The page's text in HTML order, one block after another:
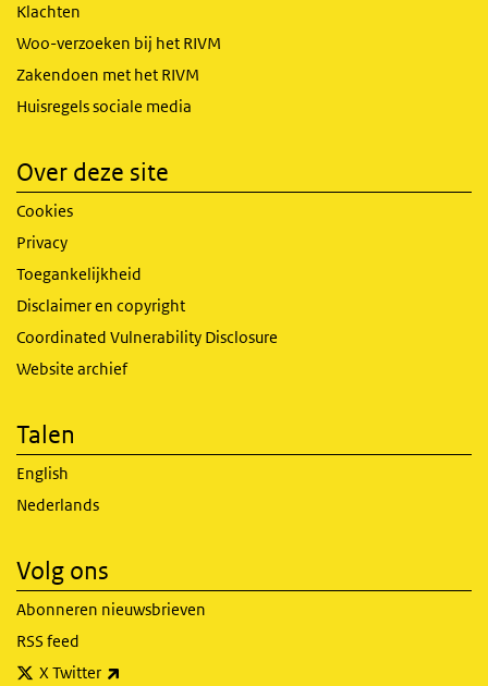
Klachten
Woo-verzoeken bij het RIVM
Zakendoen met het RIVM
Huisregels sociale media
Over deze site
Cookies
Privacy
Toegankelijkheid
Disclaimer en copyright
Coordinated Vulnerability Disclosure
Website archief
Talen
English
Nederlands
Volg ons
Abonneren nieuwsbrieven
RSS feed
X Twitter